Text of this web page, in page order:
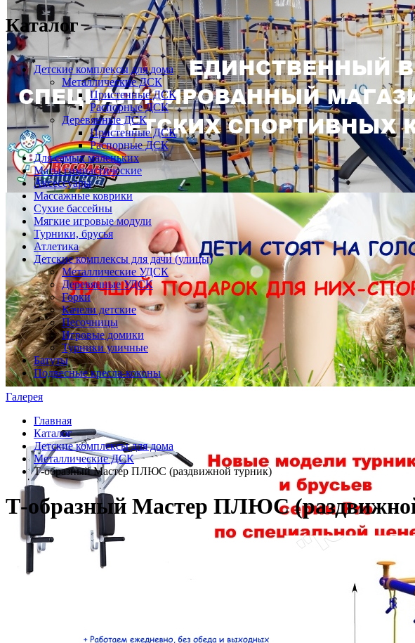
Каталог
Детские комплексы для дома
Металлические ДСК
Пристенные ДСК
Распорные ДСК
Деревянные ДСК
Пристенные ДСК
Распорные ДСК
Для самых маленьких
Маты гимнастические
Аксессуары
Массажные коврики
Сухие бассейны
Мягкие игровые модули
Турники, брусья
Атлетика
Детские комплексы для дачи (улицы)
Металлические УДСК
Деревянные УДСК
Горки
Качели детские
Песочницы
Игровые домики
Турники уличные
Батуты
Подвесные кресла-коконы
Галерея
Главная
Каталог
Детские комплексы для дома
Металлические ДСК
Т-образный Мастер ПЛЮС (раздвижной турник)
Т-образный Мастер ПЛЮС